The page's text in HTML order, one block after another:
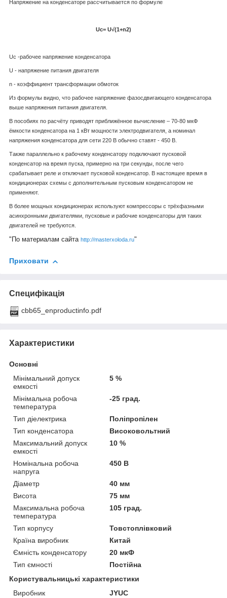
Напряжение на конденсаторе рассчитывается по формуле
Uc= U√(1+n2)
Uc -рабочее напряжение конденсатора
U - напряжение питания двигателя
n - коэффициент трансформации обмоток
Из формулы видно, что рабочее напряжение фазосдвигающего конденсатора
выше напряжения питания двигателя.
В пособиях по расчёту приводят приближённое вычисление – 70-80 мкФ
ёмкости конденсатора на 1 кВт мощности электродвигателя, а номинал
напряжения конденсатора для сети 220 В обычно ставят - 450 В.
Также параллельно к рабочему конденсатору подключают пусковой
конденсатор на время пуска, примерно на три секунды, после чего
срабатывает реле и отключает пусковой конденсатор. В настоящее время в
кондиционерах схемы с дополнительным пусковым конденсатором не
применяют.
В более мощных кондиционерах используют компрессоры с трёхфазными
асинхронными двигателями, пусковые и рабочие конденсаторы для таких
двигателей не требуются.
"По материалам сайта http://masterxoloda.ru"
Приховати
Специфікація
cbb65_enproductinfo.pdf
Характеристики
Основні
Мінімальний допуск
емкості
5 %
Мінімальна робоча
температура
-25 град.
Тип діелектрика
Поліпропілен
Тип конденсатора
Високовольтний
Максимальний допуск
емкості
10 %
Номінальна робоча
напруга
450 В
Діаметр
40 мм
Висота
75 мм
Максимальна робоча
температура
105 град.
Тип корпусу
Товстоплівковий
Країна виробник
Китай
Ємність конденсатору
20 мкФ
Тип ємності
Постійна
Користувальницькі характеристики
Виробник
JYUC